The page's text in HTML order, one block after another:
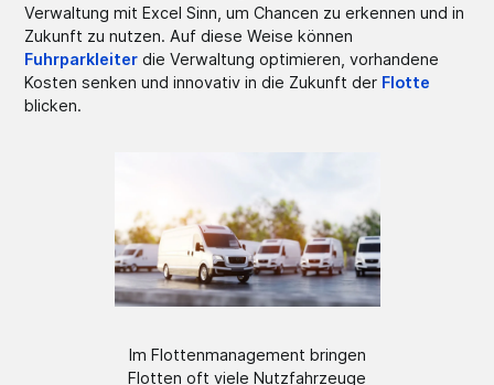
Verwaltung mit Excel Sinn, um Chancen zu erkennen und in
Zukunft zu nutzen. Auf diese Weise können
Fuhrparkleiter die Verwaltung optimieren, vorhandene
Kosten senken und innovativ in die Zukunft der Flotte
blicken.
Im Flottenmanagement bringen
Flotten oft viele Nutzfahrzeuge